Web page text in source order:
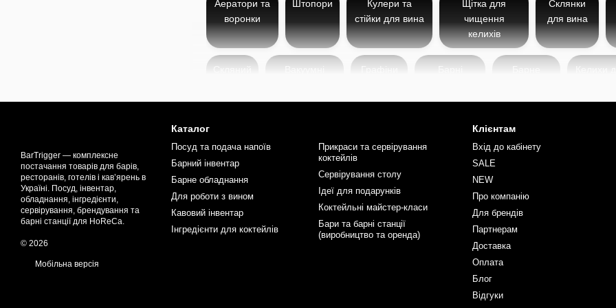
Аератори та
воронки
Штопори
Кулери та
стійки для вина
Щітка для
чищення
келихів
Склянки
для вина
пробки
Щітки для чищення - це незамінний інвентар для підтримання чистоти барного інвентарю
залишків напоїв, бруду чи нальоту, гарантуючи ідеальний вигляд та гігієну будь-яких
Щітки виготовлені з високоякісних матеріалів, які забезпечують довговічність та зручність у
найважчі ділянки, включаючи вузькі шийки пляшок чи витончені форми келихів. Деякі
під час роботи.
Щітки для чищення ідеально підходять для очищення келихів, пляшок, графинів, шейкерів
професійних закладах - барах, ресторанах, кав'ярнях, так і вдома. Завдяки цим щіткам ваш
В нашому магазині доступний широкий вибір барного інвентаря починаючи від стрейнерів,
BarTrigger — комплексне
постачання товарів для барів,
ресторанів, готелів і кав’ярень в
Україні. Посуд, інвентар,
обладнання, інгредієнти,
сервірування, брендування та
барні станції для HoReCa.
© 2026
Мобільна версія
Каталог
Посуд та подача напоїв
Барний інвентар
Барне обладнання
Для роботи з вином
Кавовий інвентар
Інгредієнти для коктейлів
Прикраси та сервірування
коктейлів
Сервірування столу
Ідеї для подарунків
Коктейльні майстер-класи
Бари та барні станції
(виробництво та оренда)
Клієнтам
Вхід до кабінету
SALE
NEW
Про компанію
Для брендів
Партнерам
Доставка
Оплата
Блог
Відгуки